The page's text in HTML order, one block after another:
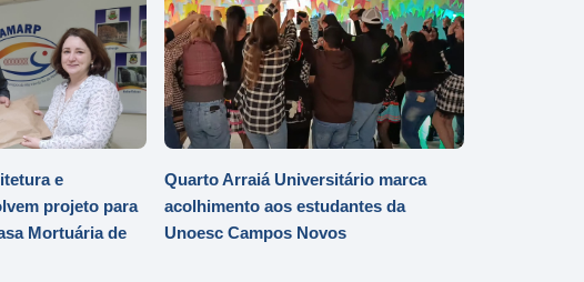
e
projeto para
Mortuária de
Quarto Arraiá Universitário marca
acolhimento aos estudantes da
Unoesc Campos Novos